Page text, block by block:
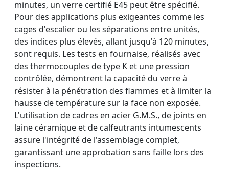
minutes, un verre certifié E45 peut être spécifié.
Pour des applications plus exigeantes comme les
cages d'escalier ou les séparations entre unités,
des indices plus élevés, allant jusqu'à 120 minutes,
sont requis. Les tests en fournaise, réalisés avec
des thermocouples de type K et une pression
contrôlée, démontrent la capacité du verre à
résister à la pénétration des flammes et à limiter la
hausse de température sur la face non exposée.
L'utilisation de cadres en acier G.M.S., de joints en
laine céramique et de calfeutrants intumescents
assure l'intégrité de l'assemblage complet,
garantissant une approbation sans faille lors des
inspections.